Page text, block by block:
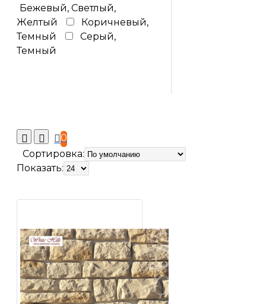
Бежевый, Светлый,
Желтый
Коричневый,
Темный
Серый,
Темный
0
Сортировка:
Показать: